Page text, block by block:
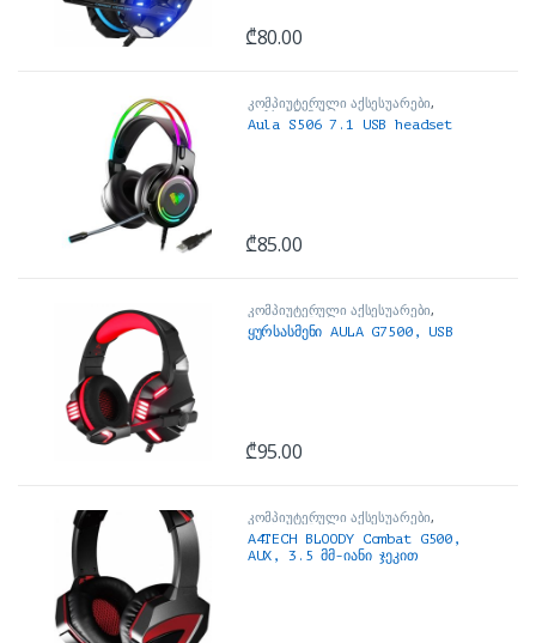
₾80.00
კომპიუტერული აქსესუარები,
ყურსასმენები
Aula S506 7.1 USB headset
₾85.00
კომპიუტერული აქსესუარები,
ყურსასმენები
ყურსასმენი AULA G7500, USB
₾95.00
კომპიუტერული აქსესუარები,
ყურსასმენები
A4TECH BLOODY Combat G500,
AUX, 3.5 მმ-იანი ჯეკით